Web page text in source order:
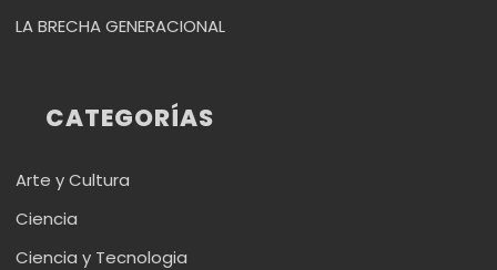
LA BRECHA GENERACIONAL
CATEGORÍAS
Arte y Cultura
Ciencia
Ciencia y Tecnologia